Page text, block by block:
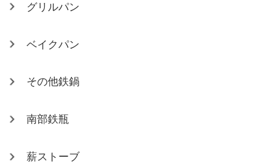
グリルパン
ベイクパン
その他鉄鍋
南部鉄瓶
薪ストーブ